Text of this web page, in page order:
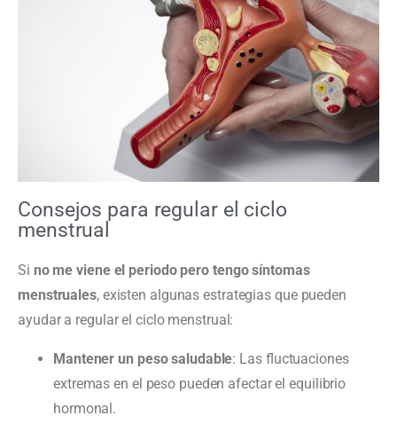
Consejos para regular el ciclo
menstrual
Si no me viene el periodo pero tengo síntomas
menstruales, existen algunas estrategias que pueden
ayudar a regular el ciclo menstrual:
Mantener un peso saludable: Las fluctuaciones
extremas en el peso pueden afectar el equilibrio
hormonal.